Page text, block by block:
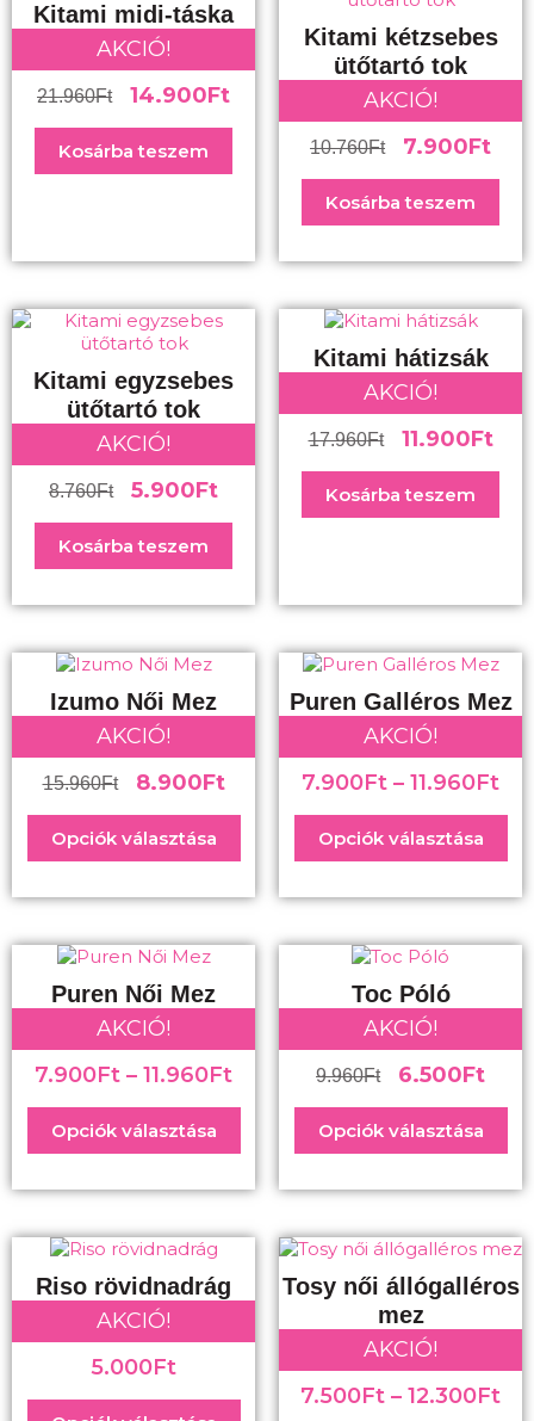
Kitami midi-táska
AKCIÓ!
21.960Ft 14.900Ft
Kosárba teszem
Kitami kétzsebes
ütőtartó tok
AKCIÓ!
10.760Ft 7.900Ft
Kosárba teszem
Kitami egyzsebes
ütőtartó tok
AKCIÓ!
8.760Ft 5.900Ft
Kosárba teszem
Kitami hátizsák
AKCIÓ!
17.960Ft 11.900Ft
Kosárba teszem
Izumo Női Mez
AKCIÓ!
15.960Ft 8.900Ft
Opciók választása
Puren Galléros Mez
AKCIÓ!
7.900Ft – 11.960Ft
Opciók választása
Puren Női Mez
AKCIÓ!
7.900Ft – 11.960Ft
Opciók választása
Toc Póló
AKCIÓ!
9.960Ft 6.500Ft
Opciók választása
Riso rövidnadrág
AKCIÓ!
5.000Ft
Tosy női állógalléros
mez
AKCIÓ!
7.500Ft – 12.300Ft